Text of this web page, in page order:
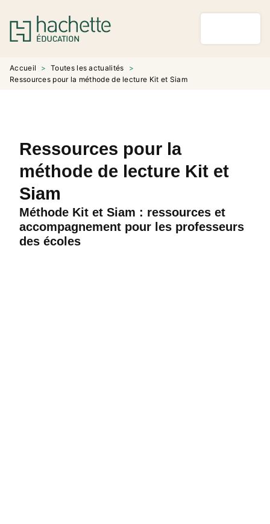
MENU RECHERCHE
PIED DE PAGE
Accueil > Toutes les actualités
>
Ressources pour la méthode de lecture Kit et Siam
Ressources pour la
méthode de lecture Kit et
Siam
Méthode Kit et Siam : ressources et
accompagnement pour les professeurs
des écoles